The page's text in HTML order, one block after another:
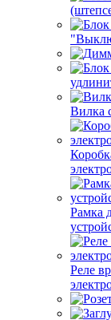
Вилка
Рамка
Реле